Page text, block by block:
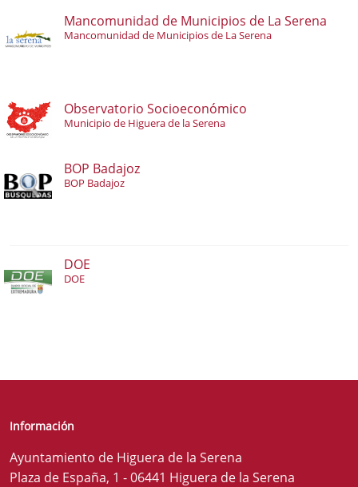
Mancomunidad de Municipios de La Serena
Mancomunidad de Municipios de La Serena
Observatorio Socioeconómico
Municipio de Higuera de la Serena
BOP Badajoz
BOP Badajoz
DOE
DOE
Información
Ayuntamiento de Higuera de la Serena
Plaza de España, 1 - 06441 Higuera de la Serena